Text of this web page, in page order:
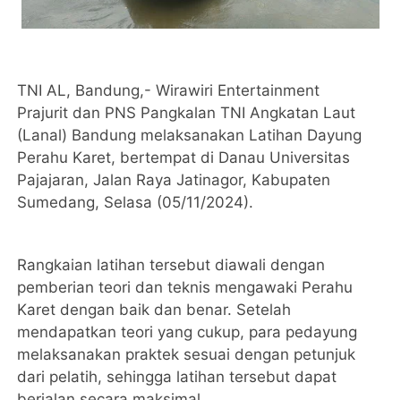
TNI AL, Bandung,- Wirawiri Entertainment
Prajurit dan PNS Pangkalan TNI Angkatan Laut
(Lanal) Bandung melaksanakan Latihan Dayung
Perahu Karet, bertempat di Danau Universitas
Pajajaran, Jalan Raya Jatinagor, Kabupaten
Sumedang, Selasa (05/11/2024).
Rangkaian latihan tersebut diawali dengan
pemberian teori dan teknis mengawaki Perahu
Karet dengan baik dan benar. Setelah
mendapatkan teori yang cukup, para pedayung
melaksanakan praktek sesuai dengan petunjuk
dari pelatih, sehingga latihan tersebut dapat